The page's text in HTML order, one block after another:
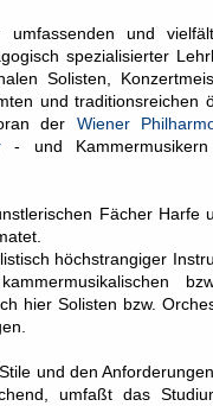
und
spezialisierter
Solisten,
und traditionsreichen
der
Wiener
- und
Fächer Harfe
höchstrangiger
hier Solisten bzw.
und den
umfaßt das